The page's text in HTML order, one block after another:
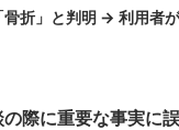
骨折」と判明 → 利用者
の際に重要な事実に